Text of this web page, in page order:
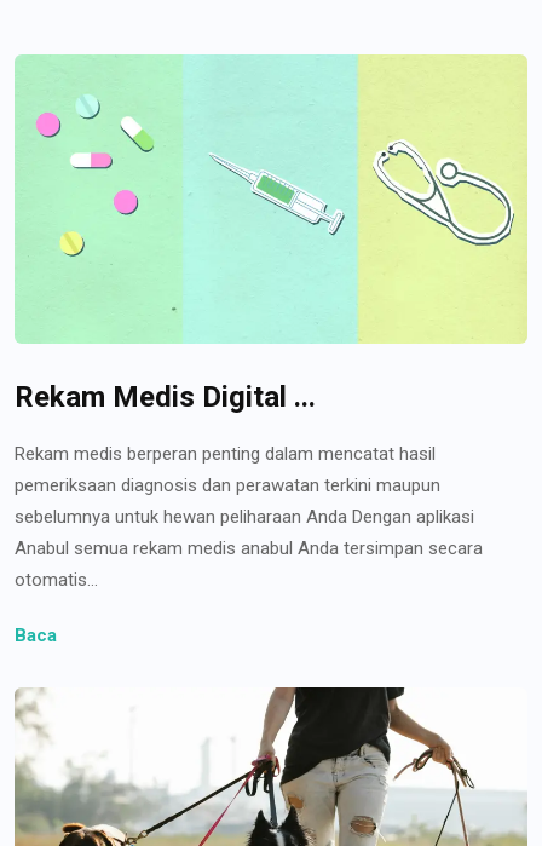
Rekam Medis Digital ...
Rekam medis berperan penting dalam mencatat hasil
pemeriksaan diagnosis dan perawatan terkini maupun
sebelumnya untuk hewan peliharaan Anda Dengan aplikasi
Anabul semua rekam medis anabul Anda tersimpan secara
otomatis...
Baca